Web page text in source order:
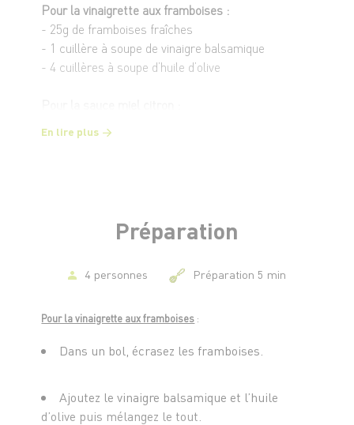
Pour la vinaigrette aux framboises :
- 25g de framboises fraîches
- 1 cuillère à soupe de vinaigre balsamique
- 4 cuillères à soupe d’huile d’olive
- 4 cuillères à soupe d’huile d’olive
- 1 cuillère à soupe d’aneth émincé
- Quelques graines de sésame
En lire plus
Préparation
4 personnes Préparation 5 min
Pour la vinaigrette aux framboises :
Dans un bol, écrasez les framboises.
Ajoutez le vinaigre balsamique et l’huile
d’olive puis mélangez le tout.